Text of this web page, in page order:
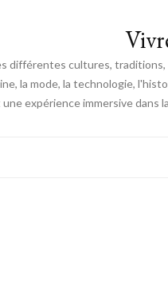
différentes cultures,
la mode, la technologie,
expérience immersive dans